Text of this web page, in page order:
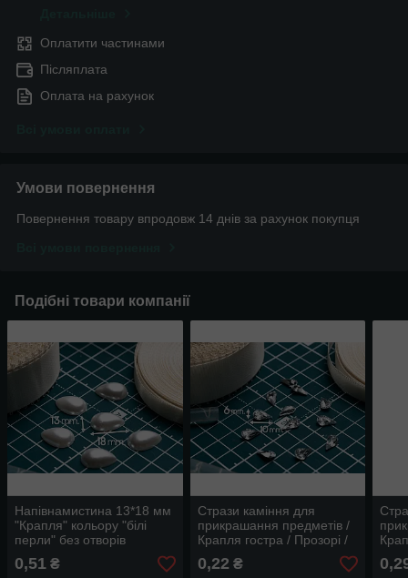
Оплатити частинами
Післяплата
Оплата на рахунок
Умови повернення
Повернення товару впродовж 14 днів за рахунок покупця
Подібні товари компанії
Напівнамистина 13*18 мм
"Крапля" кольору "білі
перли" без отворів
декоративна для декору,
рукоділля, хобі
0,51 ₴
Стрази каміння для
прикрашання предметів /
Крапля гостра / Прозорі /
6*10 мм
0,22 ₴
6*8